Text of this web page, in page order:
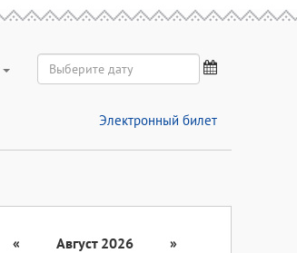
Электронный билет
« Август 2026
»